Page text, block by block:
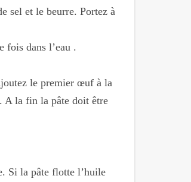
sel et le beurre. Portez à
fois dans l’eau .
le premier œuf à la
A la fin la pâte doit être
Si la pâte flotte l’huile